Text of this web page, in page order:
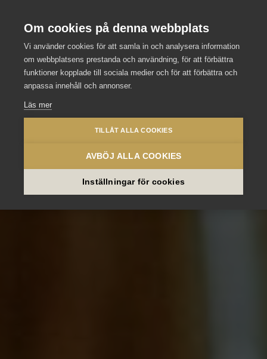
Se våra andra slott och hotell
Om cookies på denna webbplats
Vi använder cookies för att samla in och analysera information
om webbplatsens prestanda och användning, för att förbättra
funktioner kopplade till sociala medier och för att förbättra och
anpassa innehåll och annonser.
Läs mer
TILLÅT ALLA COOKIES
AVBÖJ ALLA COOKIES
Inställningar för cookies